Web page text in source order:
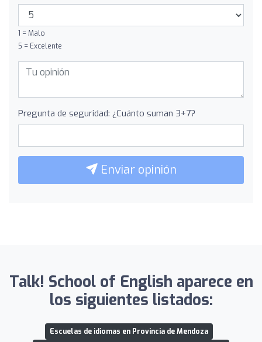
1 = Malo
5 = Excelente
Pregunta de seguridad: ¿Cuánto suman 3+7?
Enviar opinión
Talk! School of English aparece en
los siguientes listados:
Escuelas de idiomas en Provincia de Mendoza